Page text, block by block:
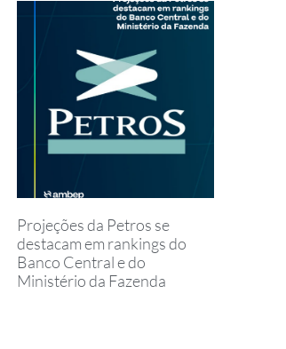
Projeções da Petros se
destacam em rankings do
Banco Central e do
Ministério da Fazenda